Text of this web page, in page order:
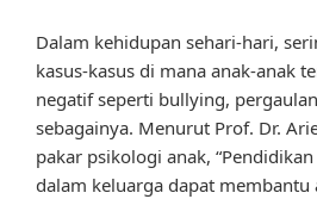
Dalam kehidupan sehari-hari,
kasus-kasus di mana anak-anak
negatif seperti bullying,
sebagainya. Menurut Prof. Dr.
pakar psikologi anak,
dalam keluarga dapat membantu